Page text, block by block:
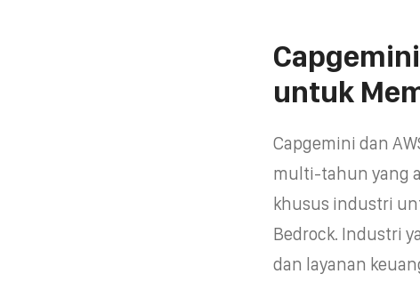
untuk
Capgemini dan
multi-tahun yang
khusus industri
Bedrock. Industri
dan layanan